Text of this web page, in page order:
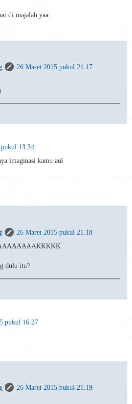
di majalah yaa
26 Maret 2015 pukul 21.17
13.34
imaginasi kamu aul
26 Maret 2015 pukul 21.18
dulu itu?
pukul 16.27
26 Maret 2015 pukul 21.19